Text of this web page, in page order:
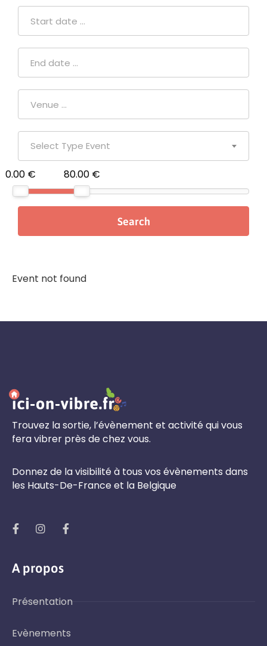
Select Type Event
0.00 € 80.00 €
Event not found
Trouvez la sortie, l’évènement et activité qui vous
fera vibrer près de chez vous.
Donnez de la visibilité à tous vos évènements dans
les Hauts-De-France et la Belgique
A propos
Présentation
Evènements